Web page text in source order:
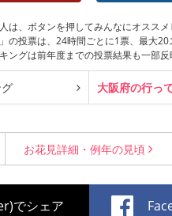
、ボタンを押してみんなにオススメ
の投票は、24時間ごとに1票、最大
ングは前年度までの投票結果も一部
大阪府の行っ
お花見詳細・例年の見頃
でシェア